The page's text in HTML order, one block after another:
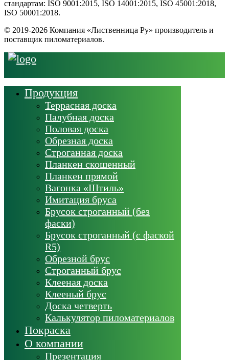
стандартам: ISO 9001:2015, ISO 14001:2015, ISO 45001:2018,
ISO 50001:2018.
© 2019-2026 Компания «Лиственница Ру» производитель и
поставщик пиломатериалов.
Продукция
Террасная доска
Палубная доска
Половая доска
Обрезная доска
Строганная доска
Планкен скошенный
Планкен прямой
Вагонка «Штиль»
Имитация бруса
Брусок строганный (без
фаски)
Брусок строганный (с фаской
R5)
Обрезной брус
Строганный брус
Клееная доска
Клееный брус
Доска четверть
Калькулятор пиломатериалов
Покраска
О компании
Презентация